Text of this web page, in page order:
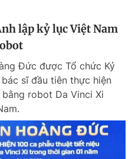
Tin 24h
Tin 360
lập kỷ lục Việt Nam
Đức được Tổ chức Kỷ
sĩ đầu tiên thực hiện
robot Da Vinci Xi